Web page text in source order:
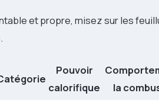
et propre, misez sur les
Pouvoir
calorifique
la